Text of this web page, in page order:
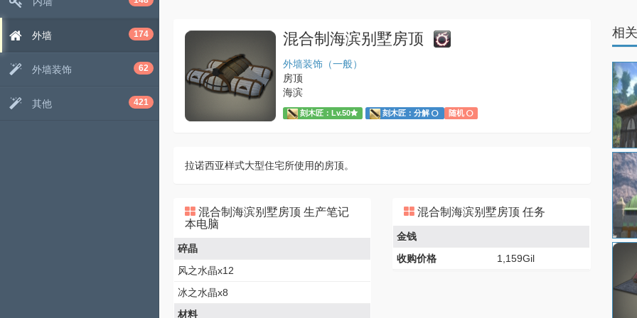
混合制海滨别墅房顶
外墙装饰（一般）
房顶
海滨
刻木匠：Lv.50 刻木匠：分解 随机
拉诺西亚样式大型住宅所使用的房顶。
混合制海滨别墅房顶 生产笔记
本电脑
碎晶
风之水晶x12
冰之水晶x8
材料
混合制海滨别墅房顶 任务
金钱
收购价格
1,159Gil
相
外墙 174
外墙装饰 62
其他 421